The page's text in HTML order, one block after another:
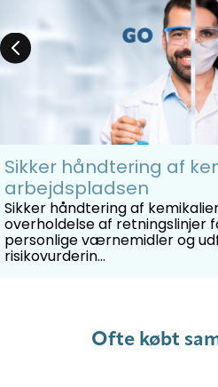
Sikker håndtering af
arbejdspladsen
Sikker håndtering af
overholdelse af retningslinjer
personlige værnemidler og
risikovurderin...
Ofte købt